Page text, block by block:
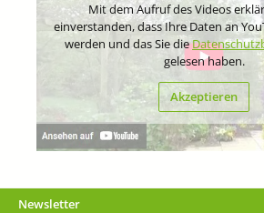
Mit dem Aufruf des Videos
einverstanden, dass Ihre Daten an
werden und das Sie die
gelesen haben.
Akzeptieren
Newsletter